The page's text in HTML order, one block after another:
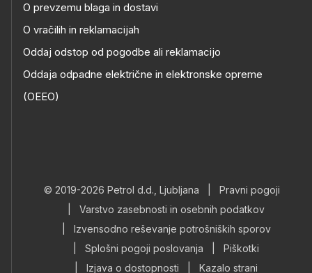
O prevzemu blaga in dostavi
O vračilih in reklamacijah
Oddaj odstop od pogodbe ali reklamacijo
Oddaja odpadne električne in elektronske opreme
(OEEO)
© 2019-2026 Petrol d.d., Ljubljana
Pravni pogoji
Varstvo zasebnosti in osebnih podatkov
Izvensodno reševanje potrošniških sporov
Splošni pogoji poslovanja
Piškotki
Izjava o dostopnosti Kazalo strani